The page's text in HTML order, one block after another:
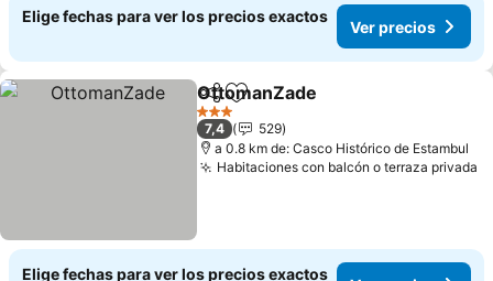
Elige fechas para ver los precios exactos
Ver precios
CompartirAgregar a favoritos
OttomanZade
3 Estrellas
7,4
529
a 0.8 km de: Casco Histórico de Estambul
Habitaciones con balcón o terraza privada
Elige fechas para ver los precios exactos